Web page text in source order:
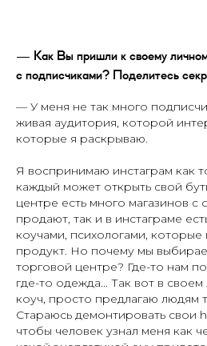
— Как Вы пришли к своему
с подписчиками? Поделитесь
— У меня не так много
живая аудитория, которой
которые я раскрываю.
Я воспринимаю инстаграм как
каждый может открыть свой
центре есть много магазинов с
продают, так и в инстаграме
коучами, психологами,
продукт. Но почему мы
торговой центре? Где-то нам
где-то одежда... Так вот в
коуч, просто предлагаю людям
Стараюсь демонтировать свои
чтобы человек узнал меня как